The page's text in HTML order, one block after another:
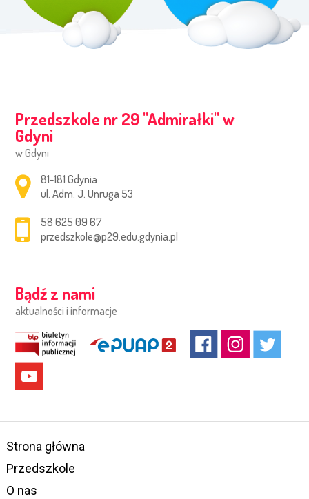
Przedszkole nr 29 ''Admirałki'' w
Gdyni
w Gdyni
Adres pocztowy:
81-181 Gdynia
ul. Adm. J. Unruga 53
58 625 09 67
przedszkole@p29.edu.gdynia.pl
Bądź z nami
aktualności i informacje
Strona główna
Przedszkole
O nas